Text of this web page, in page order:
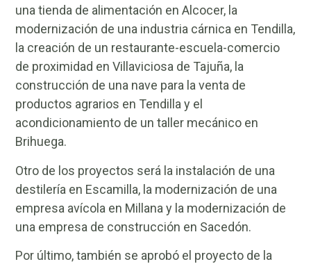
una tienda de alimentación en Alcocer, la
modernización de una industria cárnica en Tendilla,
la creación de un restaurante-escuela-comercio
de proximidad en Villaviciosa de Tajuña, la
construcción de una nave para la venta de
productos agrarios en Tendilla y el
acondicionamiento de un taller mecánico en
Brihuega.
Otro de los proyectos será la instalación de una
destilería en Escamilla, la modernización de una
empresa avícola en Millana y la modernización de
una empresa de construcción en Sacedón.
Por último, también se aprobó el proyecto de la